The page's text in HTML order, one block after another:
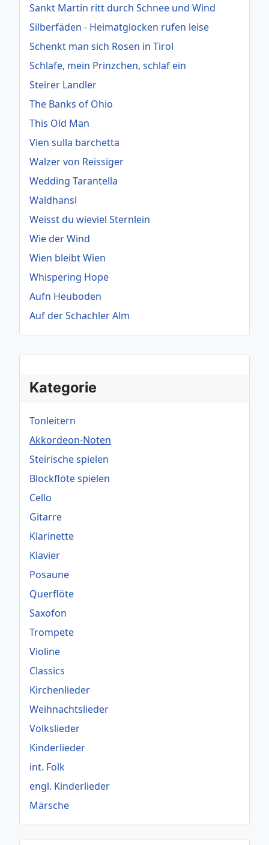
Kategorie
Tonleitern
Akkordeon-Noten
Steirische spielen
Blockflöte spielen
Cello
Gitarre
Klarinette
Klavier
Posaune
Querflöte
Saxofon
Trompete
Violine
Classics
Kirchenlieder
Weihnachtslieder
Volkslieder
Kinderlieder
int. Folk
engl. Kinderlieder
Märsche
Sankt Martin ritt durch Schnee und Wind
Silberfäden - Heimatglocken rufen leise
Schenkt man sich Rosen in Tirol
Schlafe, mein Prinzchen, schlaf ein
Steirer Landler
The Banks of Ohio
This Old Man
Vien sulla barchetta
Walzer von Reissiger
Wedding Tarantella
Waldhansl
Weisst du wieviel Sternlein
Wie der Wind
Wien bleibt Wien
Whispering Hope
Aufn Heuboden
Auf der Schachler Alm